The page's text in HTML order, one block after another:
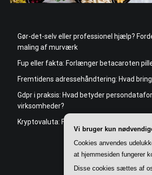
Gør-det-selv eller professionel hjælp?
maling af murværk
Fup eller fakta: Forlænger betacaroten
Fremtidens adressehåndtering: Hvad
Gdpr i praksis: Hvad betyder
virksomheder?
Kryptovaluta: Fremtidens penge eller farlig
Vi bruger kun
Cookies anvendes
at hjemmesiden fungerer
Disse cookies sættes af